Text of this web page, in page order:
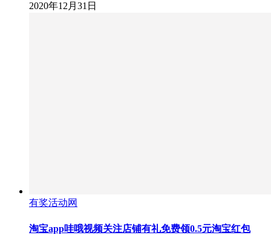
2020年12月31日
有奖活动网
淘宝app哇哦视频关注店铺有礼免费领0.5元淘宝红包